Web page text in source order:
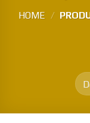
HOME /